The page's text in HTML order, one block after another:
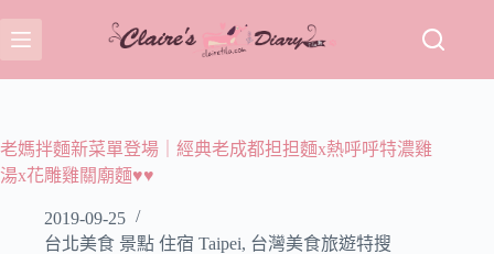
至
主
容
老媽拌麵新菜單登場｜經典老成都担担麵x熱呼呼特濃雞
湯x花雕雞關廟麵♥♥
2019-09-25
台北美食 景點 住宿 Taipei, 台灣美食旅遊特搜